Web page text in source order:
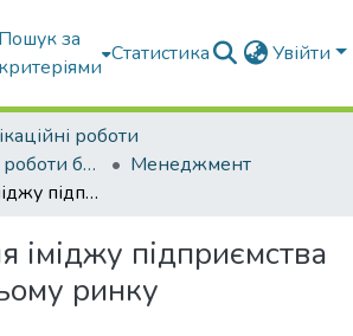
Пошук за
критеріями
Статистика Увійти
роботи
Кваліфікаційні роботи бакалаврів
Менеджмент
Формування іміджу підприємства на зовнішньому ринку
іміджу підприємства
ринку